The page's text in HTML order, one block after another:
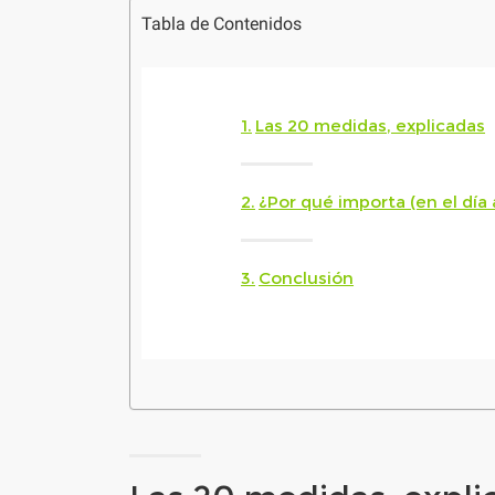
Tabla de Contenidos
Las 20 medidas, explicadas
¿Por qué importa (en el día
Conclusión